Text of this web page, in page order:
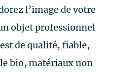
l’image de votre
objet professionnel
de qualité, fiable,
bio, matériaux non